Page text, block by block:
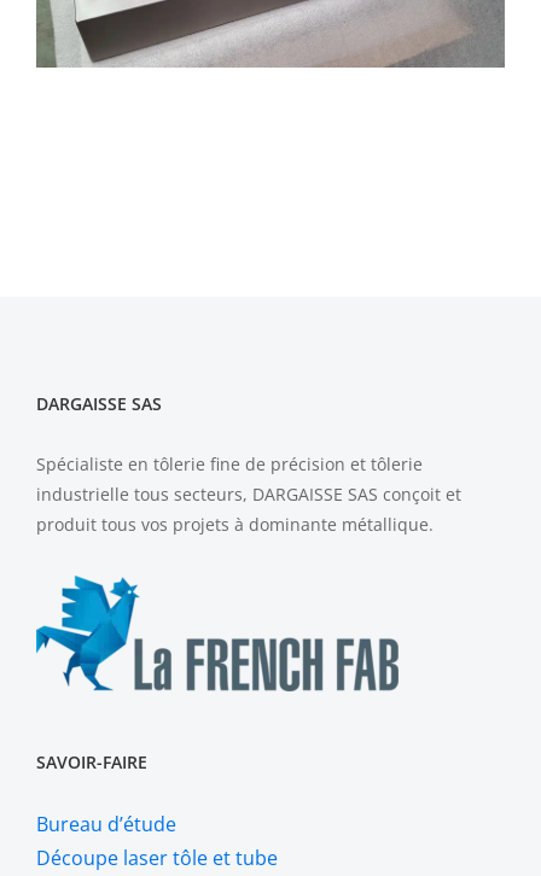
DARGAISSE SAS
Spécialiste en tôlerie fine de précision et tôlerie
industrielle tous secteurs, DARGAISSE SAS conçoit et
produit tous vos projets à dominante métallique.
SAVOIR-FAIRE
Bureau d’étude
Découpe laser tôle et tube